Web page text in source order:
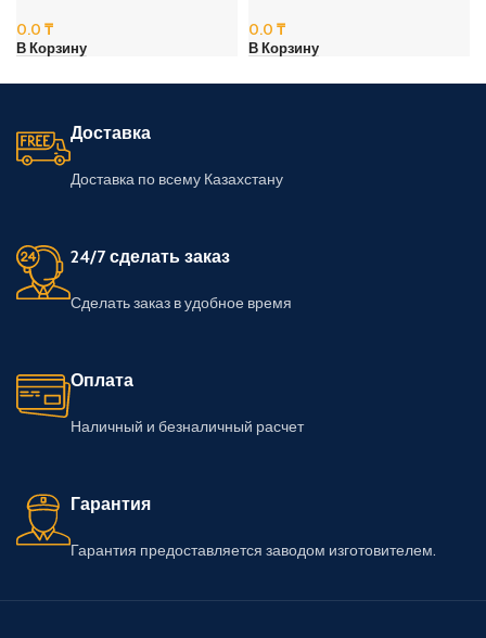
0.0 ₸
В Корзину
0.0 ₸
В Корзину
Доставка
Доставка по всему Казахстану
24/7 сделать заказ
Сделать заказ в удобное время
Оплата
Наличный и безналичный расчет
Гарантия
Гарантия предоставляется заводом изготовителем.